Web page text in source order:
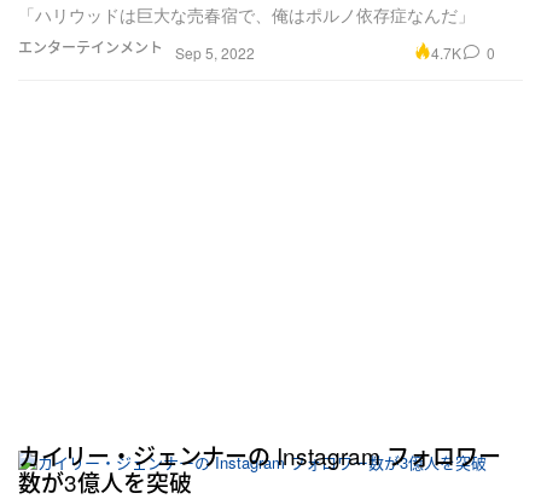
エンターテインメント
「ハリウッドは巨大な売春宿で、俺はポルノ依存症なんだ」
Sep 5, 2022 4.7K 0
カイリー・ジェンナーの Instagram フォロワー
数が3億人を突破